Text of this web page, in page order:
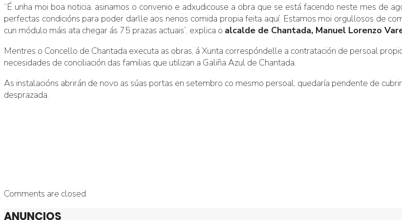
“É unha moi boa noticia, asinamos o convenio e adxudicouse a obra que se está facendo neste mes de
perfectas condicións para poder darlle aos nenos comida propia feita aquí. Estamos moi orgullosos de
cun módulo máis ata chegar ás 75 prazas actuais”, explica o alcalde de Chantada, Manuel Lorenzo
Mentres o Concello de Chantada executa as obras, á Xunta correspóndelle a contratación de persoal
necesidades de conciliación das familias que utilizan a Galiña Azul de Chantada.
As instalacións abrirán de novo as súas portas en setembro co mesmo persoal, quedaría pendente de
desprazada.
Comments are closed.
ANUNCIOS